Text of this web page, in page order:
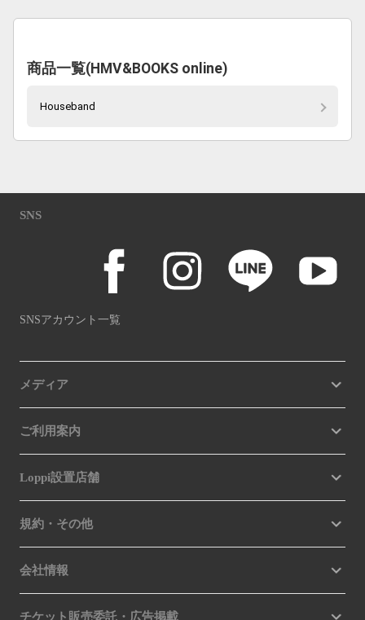
商品一覧(HMV&BOOKS online)
Houseband
SNS
SNSアカウント一覧
メディア
ご利用案内
Loppi設置店舗
規約・その他
会社情報
チケット販売委託・広告掲載